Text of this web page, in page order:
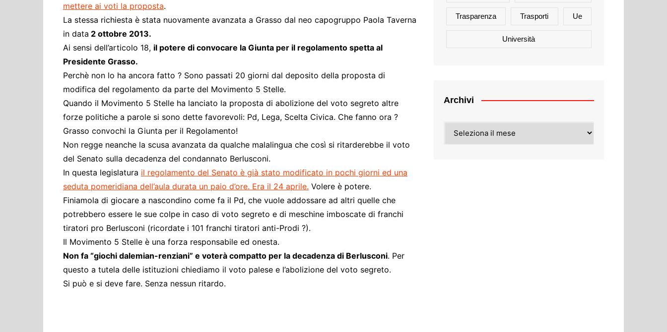
mettere ai voti la proposta.
La stessa richiesta è stata nuovamente avanzata a Grasso dal neo capogruppo Paola Taverna
in data 2 ottobre 2013.
Ai sensi dell’articolo 18, il potere di convocare la Giunta per il regolamento spetta al
Presidente Grasso.
Perchè non lo ha ancora fatto ? Sono passati 20 giorni dal deposito della proposta di
modifica del regolamento da parte del Movimento 5 Stelle.
Quando il Movimento 5 Stelle ha lanciato la proposta di abolizione del voto segreto altre
forze politiche a parole si sono dette favorevoli: Pd, Lega, Scelta Civica. Che fanno ora ?
Grasso convochi la Giunta per il Regolamento!
Non regge neanche la scusa avanzata da qualche malalingua che così si ritarderebbe il voto
del Senato sulla decadenza del condannato Berlusconi.
In questa legislatura il regolamento del Senato è già stato modificato in pochi giorni ed una
seduta pomeridiana dell’aula durata un paio d’ore. Era il 24 aprile. Volere è potere.
Finiamola di giocare a nascondino come fa il Pd, che vuole addossare ad altri quelle che
potrebbero essere le sue colpe in caso di voto segreto e di meschine imboscate di franchi
tiratori pro Berlusconi (ricordate i 101 franchi tiratori anti-Prodi ?).
Il Movimento 5 Stelle è una forza responsabile ed onesta.
Non fa “giochi dalemian-renziani” e voterà compatto per la decadenza di Berlusconi. Per
questo a tutela delle istituzioni chiediamo il voto palese e l’abolizione del voto segreto.
Si può e si deve fare. Senza nessun ritardo.
Trasparenza Trasporti Ue
Università
Archivi